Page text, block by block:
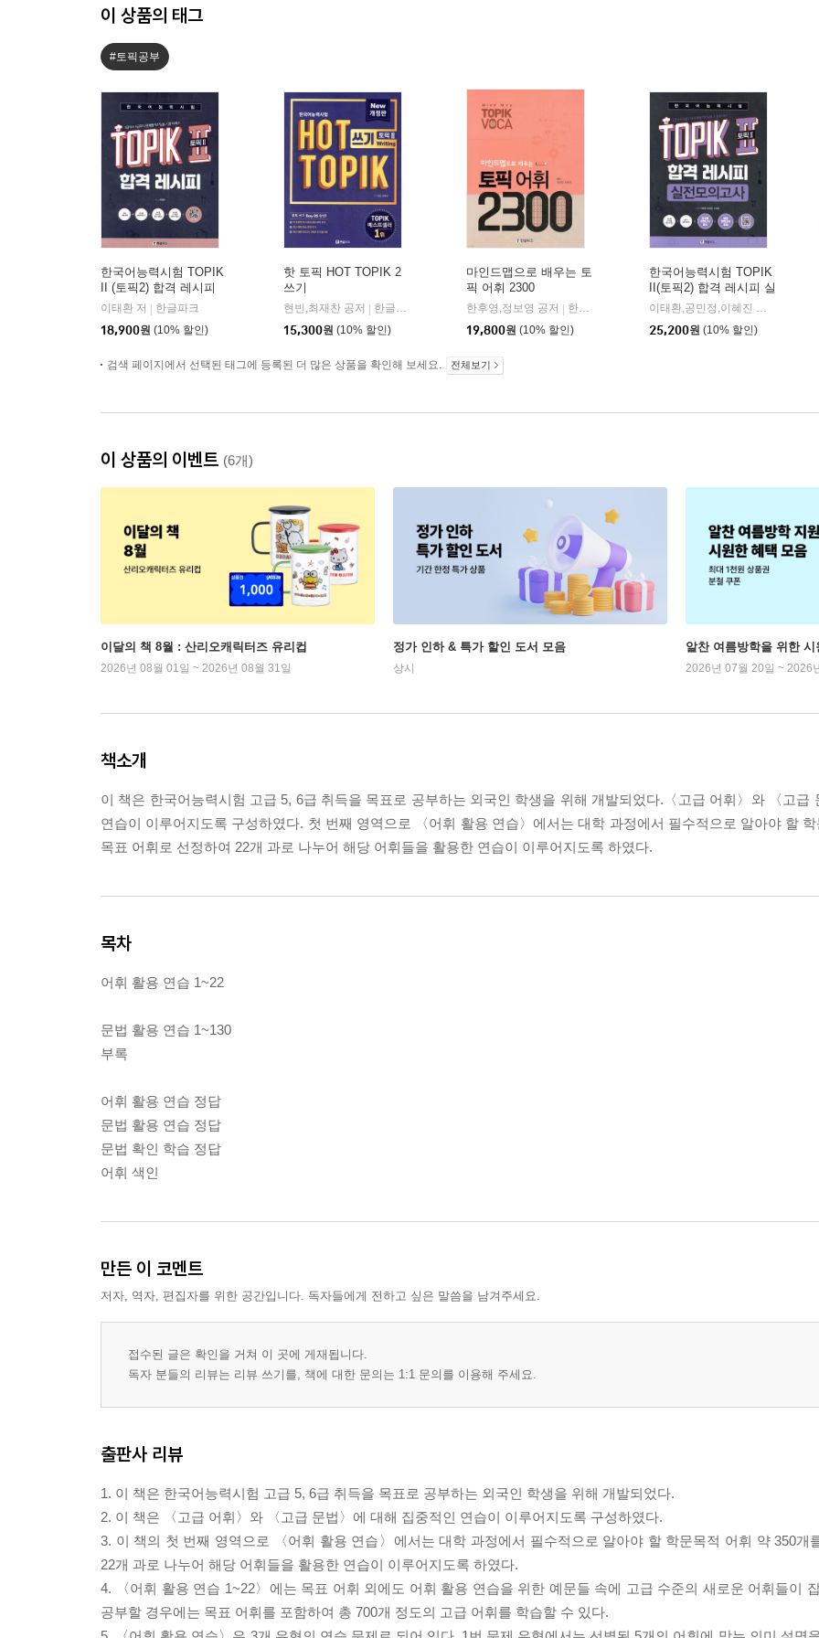
이 상품의 태그
#토픽공부
한국어능력시험 TOPIK
II (토픽2) 합격 레시피
이태환 저
한글파크
18,900원 (10% 할인)
핫 토픽 HOT TOPIK 2
쓰기
현빈,최재찬 공저
한글파크
15,300원 (10% 할인)
마인드맵으로 배우는 토
픽 어휘 2300
한후영,정보영 공저
한글파크
19,800원 (10% 할인)
한국어능력시험 TOPIK
II(토픽2) 합격 레시피 실
전모의고사
이태환,공민정,이혜진 공저
25,200원 (10% 할인)
검색 페이지에서 선택된 태그에 등록된 더 많은 상품을 확인해 보세요. 전체보기
이 상품의 이벤트 (6개)
이달의 책 8월 : 산리오캐릭터즈 유리컵
2026년 08월 01일 ~ 2026년 08월 31일
정가 인하 & 특가 할인 도서 모음
상시
알찬 여름방학을 위한 시
2026년 07월 20일 ~ 2026
책소개
이 책은 한국어능력시험 고급 5, 6급 취득을 목표로 공부하는 외국인 학생을 위해 개발되었다.〈고급 어휘〉와 〈고급
연습이 이루어지도록 구성하였다. 첫 번째 영역으로 〈어휘 활용 연습〉에서는 대학 과정에서 필수적으로 알아야 할
목표 어휘로 선정하여 22개 과로 나누어 해당 어휘들을 활용한 연습이 이루어지도록 하였다.
목차
어휘 활용 연습 1~22
문법 활용 연습 1~130
부록
어휘 활용 연습 정답
문법 활용 연습 정답
문법 확인 학습 정답
어휘 색인
만든 이 코멘트
저자, 역자, 편집자를 위한 공간입니다. 독자들에게 전하고 싶은 말씀을 남겨주세요.
접수된 글은 확인을 거쳐 이 곳에 게재됩니다.
독자 분들의 리뷰는 리뷰 쓰기를, 책에 대한 문의는 1:1 문의를 이용해 주세요.
출판사 리뷰
1. 이 책은 한국어능력시험 고급 5, 6급 취득을 목표로 공부하는 외국인 학생을 위해 개발되었다.
2. 이 책은 〈고급 어휘〉와 〈고급 문법〉에 대해 집중적인 연습이 이루어지도록 구성하였다.
3. 이 책의 첫 번째 영역으로 〈어휘 활용 연습〉에서는 대학 과정에서 필수적으로 알아야 할 학문목적 어휘 약 350개
22개 과로 나누어 해당 어휘들을 활용한 연습이 이루어지도록 하였다.
4. 〈어휘 활용 연습 1~22〉에는 목표 어휘 외에도 어휘 활용 연습을 위한 예문들 속에 고급 수준의 새로운 어휘들이
공부할 경우에는 목표 어휘를 포함하여 총 700개 정도의 고급 어휘를 학습할 수 있다.